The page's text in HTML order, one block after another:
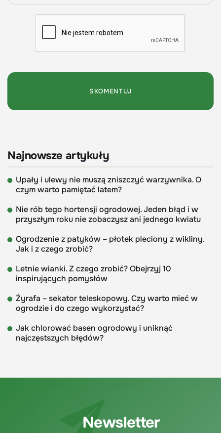
Najnowsze artykuły
Upały i ulewy nie muszą zniszczyć warzywnika. O
czym warto pamiętać latem?
Nie rób tego hortensji ogrodowej. Jeden błąd i w
przyszłym roku nie zobaczysz ani jednego kwiatu
Ogrodzenie z patyków – płotek pleciony z wikliny.
Jak i z czego zrobić?
Letnie wianki. Z czego zrobić? Obejrzyj 10
inspirujących pomysłów
Żyrafa – sekator teleskopowy. Czy warto mieć w
ogrodzie i do czego wykorzystać?
Jak chlorować basen ogrodowy i uniknąć
najczęstszych błędów?
Newsletter